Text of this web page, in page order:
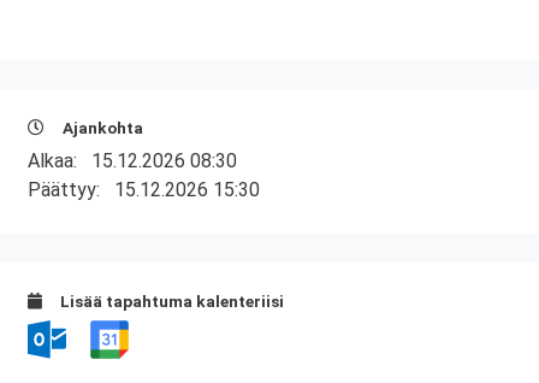
Ajankohta
Alkaa: 15.12.2026 08:30
Päättyy: 15.12.2026 15:30
Lisää tapahtuma kalenteriisi